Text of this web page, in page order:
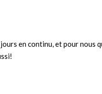
en continu, et pour nous